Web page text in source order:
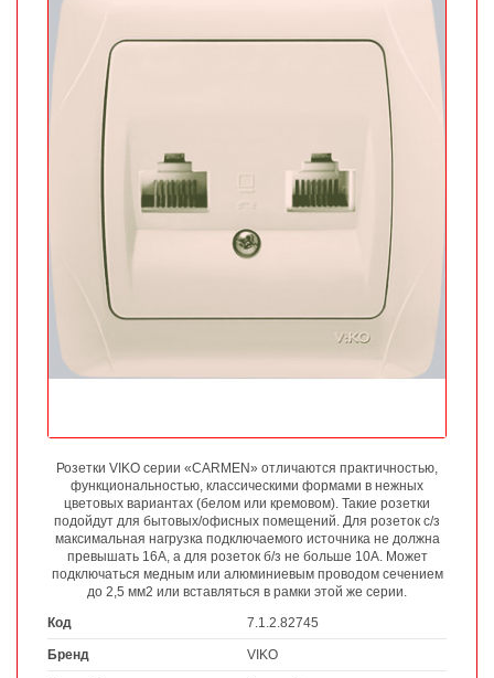
Розетки VIKO серии «CARMEN» отличаются практичностью,
функциональностью, классическими формами в нежных
цветовых вариантах (белом или кремовом). Такие розетки
подойдут для бытовых/офисных помещений. Для розеток с/з
максимальная нагрузка подключаемого источника не должна
превышать 16А, а для розеток б/з не больше 10А. Может
подключаться медным или алюминиевым проводом сечением
до 2,5 мм2 или вставляться в рамки этой же серии.
Код
7.1.2.82745
Бренд VIKO